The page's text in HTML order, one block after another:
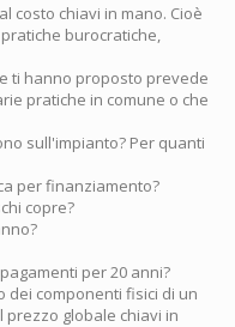
costo chiavi in mano. Cioè
burocratiche,
ti hanno proposto prevede
pratiche in comune o che
sull'impianto? Per quanti
per finanziamento?
copre?
per 20 anni?
dei componenti fisici di un
globale chiavi in